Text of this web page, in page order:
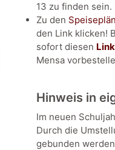
13 zu finden sein.
Zu den
den Link klicken!
sofort diesen Link
Mensa
Hinweis in
Im neuen
Durch die
gebunden